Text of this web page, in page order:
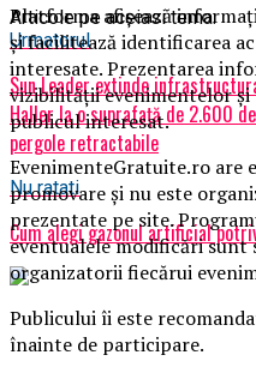
Articole pe aceiasi tema:
Urmatorul
Sun Leader extinde
Haller la o suprafață de 2.600
pergole retractabile
Nu ratati
Cum alegi gazonul artificial
Platforma afișează
și facilitează identificarea
interesate. Prezentarea
vizibilității evenimentelor și
publicul interesat.
EvenimenteGratuite.ro are
promovare și nu este
prezentate pe site.
eventualele modificări sunt
organizatorii fiecărui
Publicului îi este
înainte de participare.